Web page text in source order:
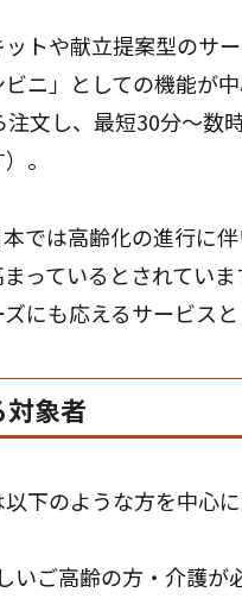
トや献立提案型のサ
ニ」としての機能が
文し、最短30分〜数
。
では高齢化の進行に
っているとされてい
にも応えるサービス
象者
下のような方を中心
いご高齢の方・介護が